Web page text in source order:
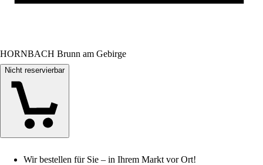
HORNBACH Brunn am Gebirge
Nicht reservierbar
Wir bestellen für Sie – in Ihrem Markt vor Ort!